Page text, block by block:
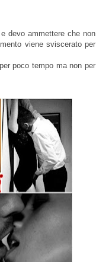
devo ammettere che non
viene sviscerato per
poco tempo ma non per